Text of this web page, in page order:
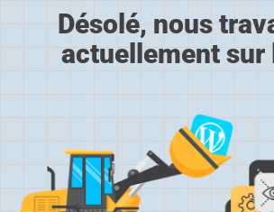
Désolé, nous
actuellement sur